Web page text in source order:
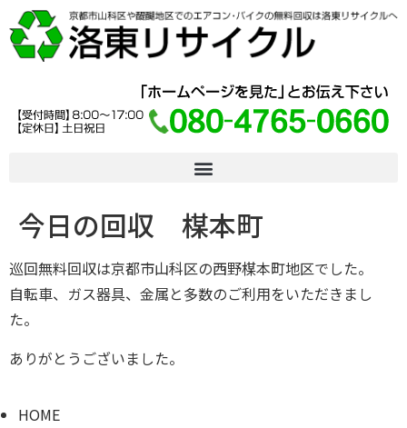
今日の回収 楳本町
巡回無料回収は京都市山科区の西野楳本町地区でした。
自転車、ガス器具、金属と多数のご利用をいただきまし
た。
ありがとうございました。
HOME